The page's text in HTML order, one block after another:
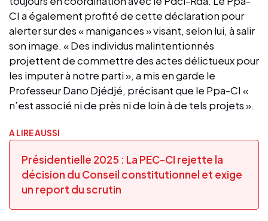
CI a également profité de cette déclaration pour
alerter sur des « manigances » visant, selon lui, à salir
son image. « Des individus malintentionnés
projettent de commettre des actes délictueux pour
les imputer à notre parti », a mis en garde le
Professeur Dano Djédjé, précisant que le Ppa-CI «
n’est associé ni de près ni de loin à de tels projets ».
A LIRE AUSSI
Présidentielle 2025 : La PEC-CI rejette la
décision du Conseil constitutionnel et exige
un report du scrutin